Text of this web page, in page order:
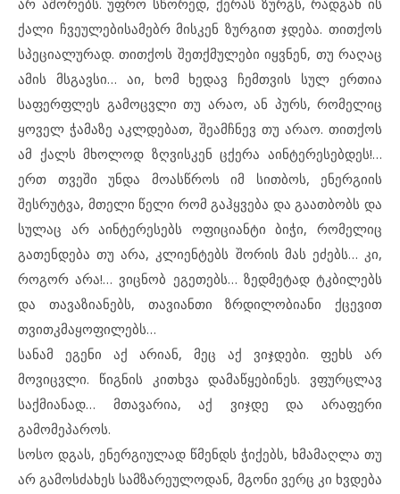
არ აშორებს. უფრო სწორედ, ქერას ზურგს, რადგან ის
ქალი ჩვეულებისამებრ მისკენ ზურგით ჯდება. თითქოს
სპეციალურად. თითქოს შეთქმულები იყვნენ, თუ რაღაც
ამის მსგავსი… აი, ხომ ხედავ ჩემთვის სულ ერთია
საფერფლეს გამოცვლი თუ არაო, ან პურს, რომელიც
ყოველ ჭამაზე აკლდებათ, შეამჩნევ თუ არაო. თითქოს
ამ ქალს მხოლოდ ზღვისკენ ცქერა აინტერესებდეს!…
ერთ თვეში უნდა მოასწროს იმ სითბოს, ენერგიის
შესრუტვა, მთელი წელი რომ გაჰყვება და გაათბობს და
სულაც არ აინტერესებს ოფიციანტი ბიჭი, რომელიც
გათენდება თუ არა, კლიენტებს შორის მას ეძებს… კი,
როგორ არა!… ვიცნობ ეგეთებს… ზედმეტად ტკბილებს
და თავაზიანებს, თავიანთი ზრდილობიანი ქცევით
თვითკმაყოფილებს…
სანამ ეგენი აქ არიან, მეც აქ ვიჯდები. ფეხს არ
მოვიცვლი. წიგნის კითხვა დამაწყებინეს. ვფურცლავ
საქმიანად… მთავარია, აქ ვიჯდე და არაფერი
გამომეპაროს.
სოსო დგას, ენერგიულად წმენდს ჭიქებს, ხმამაღლა თუ
არ გამოსძახეს სამზარეულოდან, მგონი ვერც კი ხვდება